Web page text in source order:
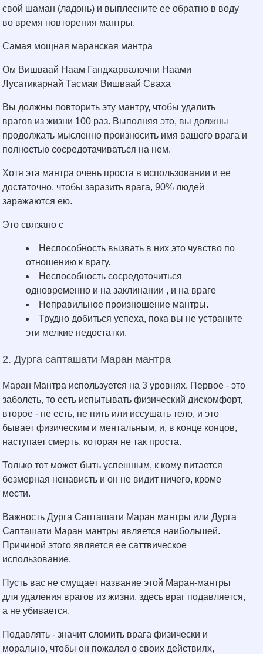
свой шаман (ладонь) и выплесните ее обратно в воду
во время повторения мантры.
Самая мощная маранская мантра
Ом Вишваай Наам Гандхарвалочни Наами
Лусатикарнай Тасмаи Вишваай Сваха
Вы должны повторить эту мантру, чтобы удалить
врагов из жизни 100 раз. Выполняя это, вы должны
продолжать мысленно произносить имя вашего врага и
полностью сосредотачиваться на нем.
Хотя эта мантра очень проста в использовании и ее
достаточно, чтобы заразить врага, 90% людей
заражаются ею.
Это связано с
Неспособность вызвать в них это чувство по
отношению к врагу.
Неспособность сосредоточиться
одновременно и на заклинании , и на враге
Неправильное произношение мантры.
Трудно добиться успеха, пока вы не устраните
эти мелкие недостатки.
2. Дурга сапташати Маран мантра
Маран Мантра используется на 3 уровнях. Первое - это
заболеть, то есть испытывать физический дискомфорт,
второе - не есть, не пить или иссушать тело, и это
бывает физическим и ментальным, и, в конце концов,
наступает смерть, которая не так проста.
Только тот может быть успешным, к кому питается
безмерная ненависть и он не видит ничего, кроме
мести.
Важность Дурга Сапташати Маран мантры или Дурга
Сапташати Маран мантры является наибольшей.
Причиной этого является ее саттвическое
использование.
Пусть вас не смущает название этой Маран-мантры
для удаления врагов из жизни, здесь враг подавляется,
а не убивается.
Подавлять - значит сломить врага физически и
морально, чтобы он пожалел о своих действиях,